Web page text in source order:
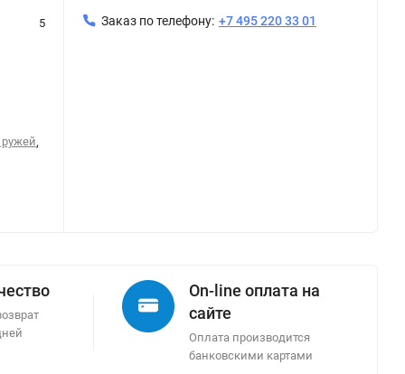
5
,
Заказ по телефону: +7 495 220 33 01
On-line оплата на
сайте
Оплата производится
банковскими картами